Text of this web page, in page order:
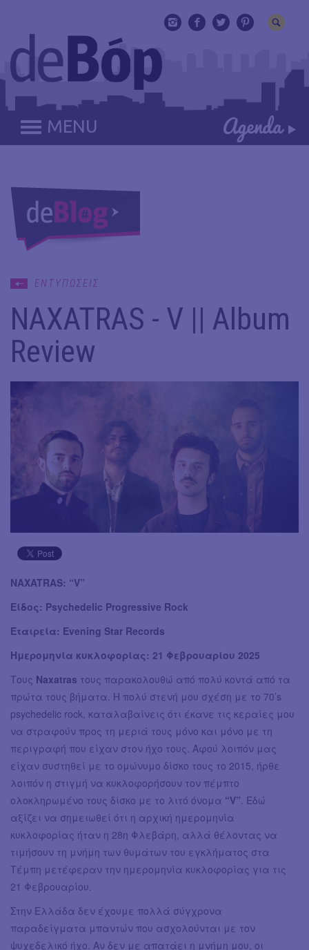
MENU
ΕΝΤΥΠΩΣΕΙΣ
NAXATRAS - V || Album
Review
NAXATRAS: “V”
Είδος: Psychedelic Progressive Rock
Εταιρεία: Evening Star Records
Ημερομηνία κυκλοφορίας: 21 Φεβρουαρίου 2025
Τους Naxatras τους παρακολουθώ από πολύ κοντά από τα
πρώτα τους βήματα. Η πολύ στενή μου σχέση με τo 70’s
psychedelic rock, καταλαβαίνεις ότι έκανε τις κεραίες μου
να στραφούν προς τη μεριά τους μόνο και μόνο με τη
περιγραφή που είχαν στον ήχο τους. Αφού λοιπόν μας
είχαν συστηθεί με το ομώνυμο δίσκο τους το 2015, ήρθε
λοιπόν η στιγμή να κυκλοφορήσουν τον πέμπτο
ολοκληρωμένο τους δίσκο με το λιτό όνομα “V” . Εδώ
αξίζει να σημειωθεί ότι η αρχική ημερομηνία
κυκλοφορίας ήταν η 28η Φλεβάρη, αλλά θέλοντας να
τιμήσουν τη μνήμη των θυμάτων του εγκλήματος στα
Τέμπη μετέφεραν την ημερομηνία κυκλοφορίας για τις
21 Φεβρουαρίου.
Στην Ελλάδα δεν έχουμε πολλά σύγχρονα
παραδείγματα μπαντών που ασχολούνται με τον
ψυχεδελικό ήχο. Αν δεν με απατάει η μνήμη μου, οι